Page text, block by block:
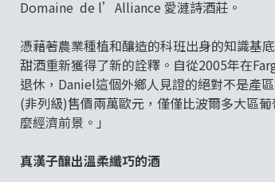
Domaine de l’Alliance 愛漣詩酒莊。
憑藉著農業種植和釀造的科班出身的知識基
甜酒重新獲得了新的詮釋。自從2005年在
退休，Daniel這個外鄉人見證的絕對不是產
(非列級)售價兩萬歐元，僅僅比波爾多大區
麼經濟前景。」
真漢子釀出溫柔纖巧的酒